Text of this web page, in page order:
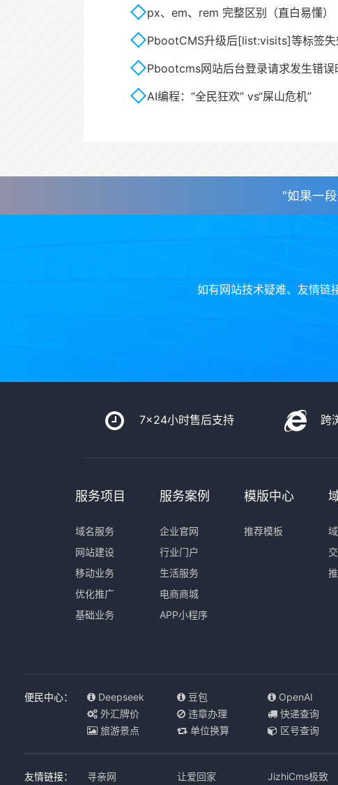
px、em、rem 完整区别（直白易懂）
PbootCMS升级后[list:visits]等标签失
Pbootcms网站后台登录请求发生错误
AI编程：“全民狂欢” vs“屎山危机”
"如果一
如有网站技术疑难、友情链
7x24小时售后支持 跨
服务项目
域名服务
网站建设
移动业务
优化推广
基础业务
服务案例
企业官网
行业门户
生活服务
电商商城
APP小程序
模版中心
推荐模板
便民中心： Deepseek 豆包 OpenAI
外汇牌价
违章办理 快递查询
旅游景点
单位换算 区号查询
友情链接： 寻亲网 让爱回家 JizhiCms极致